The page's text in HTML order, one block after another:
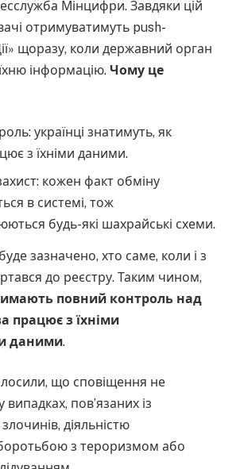
Мінцифри. Завдяки цій
отримуватимуть push-
щоразу, коли державний орган
інформацію. Чому це
українці знатимуть, як
з їхніми даними.
кожен факт обміну
в системі, тож
будь-які шахрайські схеми.
зазначено, хто саме, коли і з
до реєстру. Таким чином,
повний контроль над
працює з їхніми
даними.
що сповіщення не
пов’язаних із
діяльністю
з тероризмом або